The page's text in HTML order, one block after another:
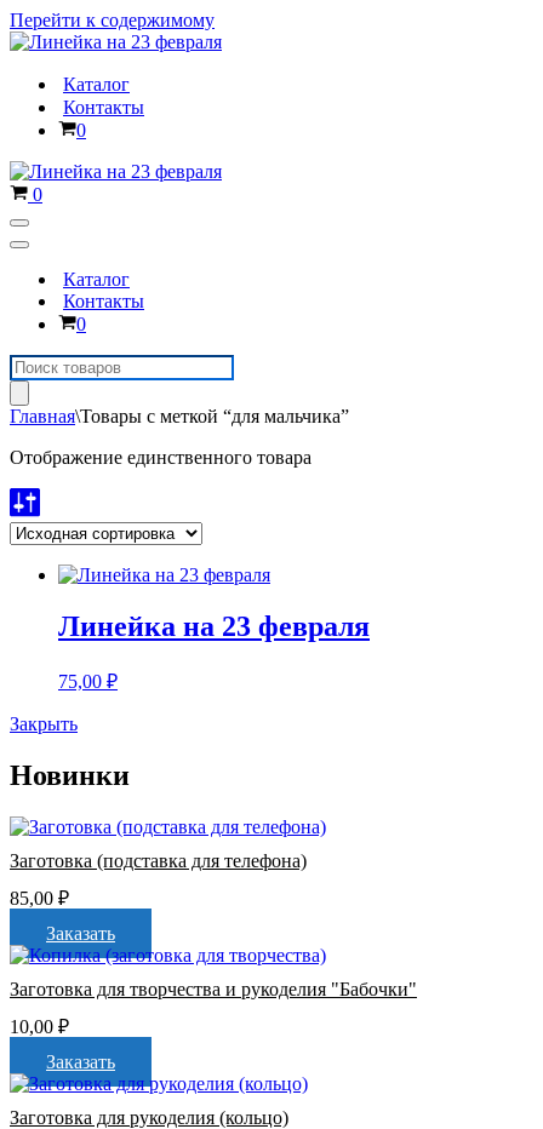
Перейти к содержимому
Каталог
Контакты
Корзина
0
Корзина
0
Меню
навигации
Меню
навигацииКаталог
Контакты
Корзина
0
Поиск
товаров
Главная\Товары с меткой “для мальчика”
Отображение единственного товара
Линейка на 23 февраля
75,00 ₽
Закрыть
Новинки
Заготовка (подставка для телефона)
85,00 ₽
Заказать
Заготовка для творчества и рукоделия "Бабочки"
10,00 ₽
Заказать
Заготовка для рукоделия (кольцо)